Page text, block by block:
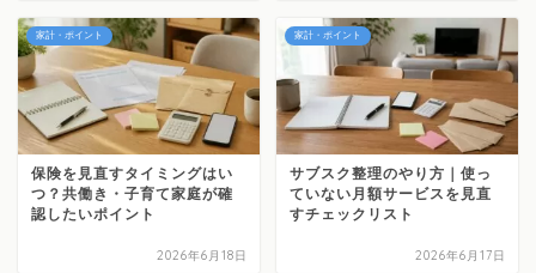
家計・ポイント
保険を見直すタイミングはい
つ？共働き・子育て家庭が確
認したいポイント
2026年6月18日
家計・ポイント
サブスク整理のやり方｜使っ
ていない月額サービスを見直
すチェックリスト
2026年6月17日